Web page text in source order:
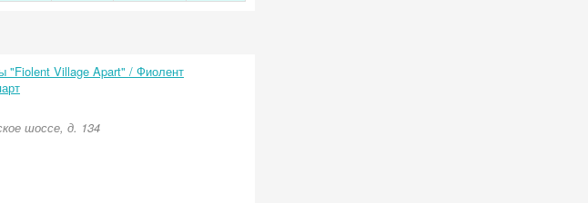
"Fiolent Village Apart" / Фиолент
шоссе, д. 134